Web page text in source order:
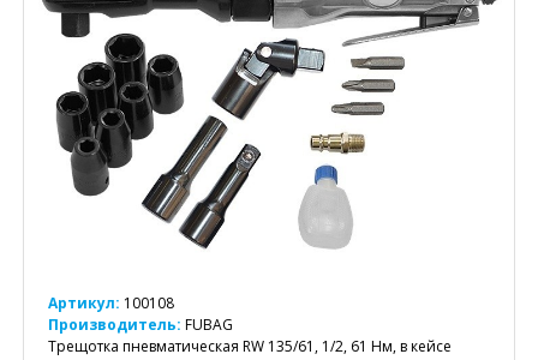
Артикул: 100108
Производитель: FUBAG
Трещотка пневматическая RW 135/61, 1/2, 61 Нм, в кейсе